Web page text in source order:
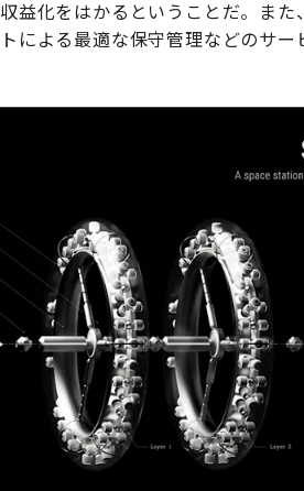
益化をはかるということだ。ま
による最適な保守管理などのサー